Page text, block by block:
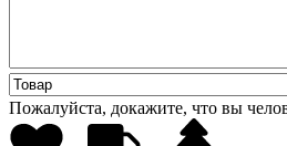
Пожалуйста, докажите, что вы